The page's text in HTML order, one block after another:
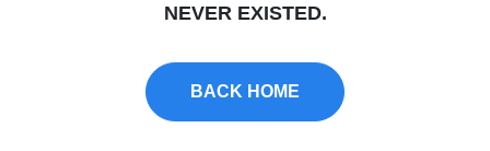
NEVER EXISTED.
BACK HOME